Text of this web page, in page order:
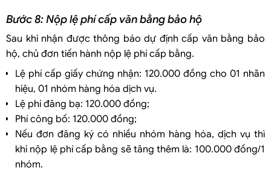
Bước 8: Nộp lệ phí cấp văn bằng bảo hộ
Sau khi nhận được thông báo dự định cấp văn bằng bảo
hộ, chủ đơn tiến hành nộp lệ phí cấp bằng.
Lệ phí cấp giấy chứng nhận: 120.000 đồng cho 01 nhãn
hiệu, 01 nhóm hàng hóa dịch vụ.
Lệ phí đăng bạ: 120.000 đồng;
Phí công bố: 120.000 đồng;
Nếu đơn đăng ký có nhiều nhóm hàng hóa, dịch vụ thì
khi nộp lệ phí cấp bằng sẽ tăng thêm là: 100.000 đồng/1
nhóm.